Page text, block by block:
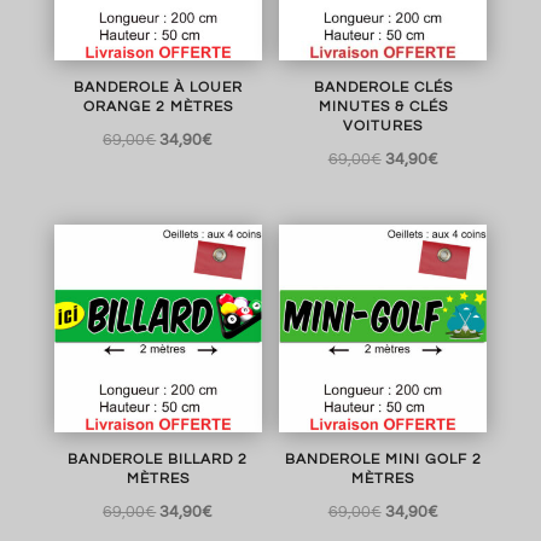
BANDEROLE À LOUER
ORANGE 2 MÈTRES
69,00€ Le
était :
69,00€.
34,90€Le
est :
34,90€.
BANDEROLE CLÉS
MINUTES & CLÉS
VOITURES
69,00€ Le
initial
était :
34,90€Le
actuel
est :
34,90€.
BANDEROLE BILLARD 2
MÈTRES
69,00€ Le
34,90€Le
BANDEROLE MINI GOLF 2
MÈTRES
69,00€ Le
34,90€Le